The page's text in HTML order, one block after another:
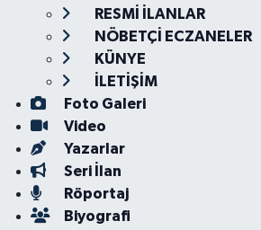
RESMİ İLANLAR
NÖBETÇİ ECZANELER
KÜNYE
İLETİŞİM
Foto Galeri
Video
Yazarlar
Seri İlan
Röportaj
Biyografi